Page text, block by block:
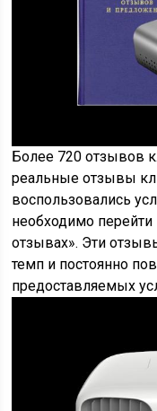
Более 720 отзывов
реальные отзывы
воспользовались
необходимо
отзывах». Эти
темп и постоянно
предоставляемых